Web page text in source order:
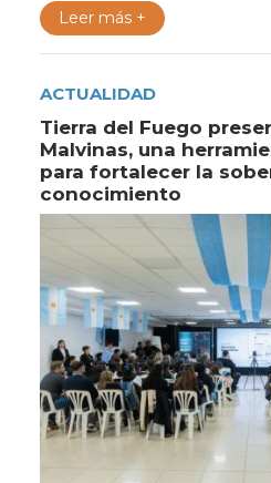
Leer más +
ACTUALIDAD
Tierra del Fuego
Malvinas, una
para fortalecer la
conocimiento